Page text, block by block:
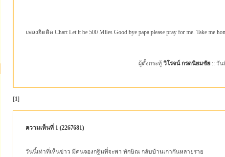
เพลงฮิตติด Chart Let it be 500 Miles Good bye papa please pray for me. Take me
ผู้ตั้งกระทู้ วิโรจน์ กรดนิยมชัย :: วัน
[1]
ความเห็นที่ 1 (2267681)
วันนี้เท่าที่เห็นข่าว มีคนจองกฐินที่จะพา ทักษิณ กลับบ้านเก่ากันหลายราย